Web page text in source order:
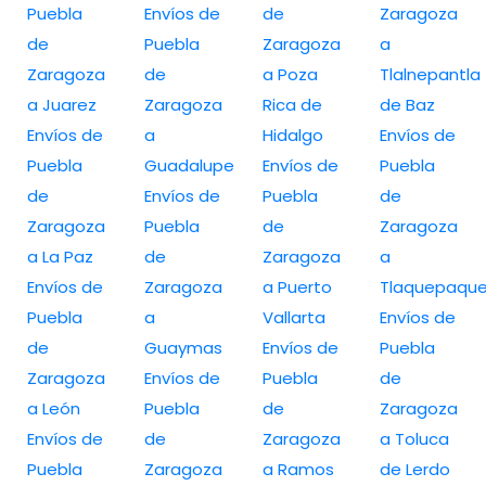
Puebla
de
Zaragoza
a Juarez
Envíos de
Puebla
de
Zaragoza
a La Paz
Envíos de
Puebla
de
Zaragoza
a León
Envíos de
Puebla
Envíos de
Puebla
de
Zaragoza
a
Guadalupe
Envíos de
Puebla
de
Zaragoza
a
Guaymas
Envíos de
Puebla
de
Zaragoza
de
Zaragoza
a Poza
Rica de
Hidalgo
Envíos de
Puebla
de
Zaragoza
a Puerto
Vallarta
Envíos de
Puebla
de
Zaragoza
a Ramos
Zaragoza
a
Tlalnepantla
de Baz
Envíos de
Puebla
de
Zaragoza
a
Envíos de
Puebla
de
Zaragoza
a Toluca
de Lerdo